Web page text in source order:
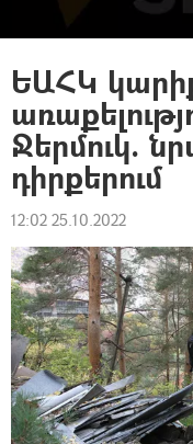
ԵԱՀԿ
Ջերմուկ.
դիրքերում
12:02 25.10.2022